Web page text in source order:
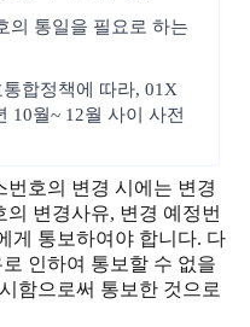
의 통일을 필요로 하는
합정책에 따라, 01X
10월~ 12월 사이 사전
호의 변경 시에는 변경
변경사유, 변경 예정번
게 통보하여야 합니다. 다
인하여 통보할 수 없을
함으로써 통보한 것으로